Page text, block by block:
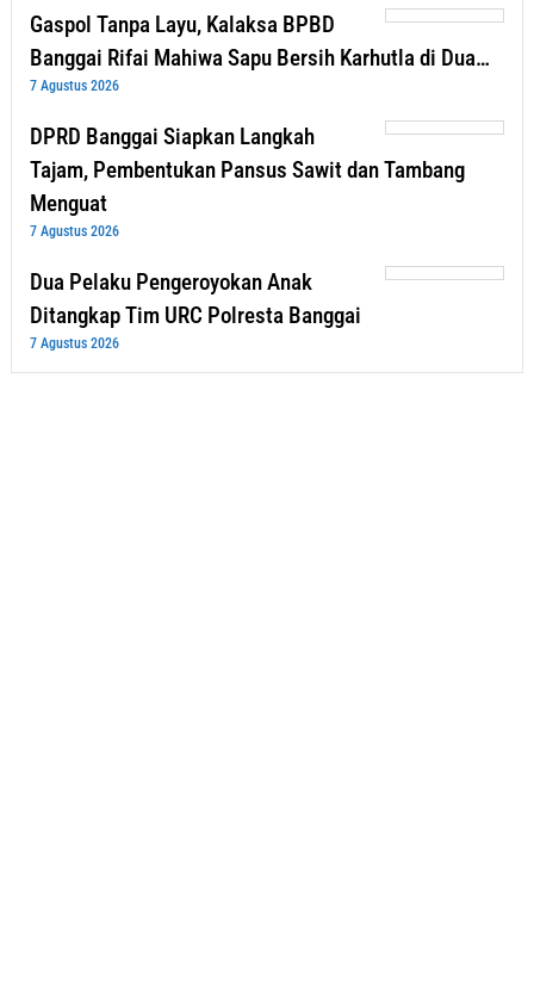
Gaspol Tanpa Layu, Kalaksa BPBD
Banggai Rifai Mahiwa Sapu Bersih Karhutla di Dua…
7 Agustus 2026
DPRD Banggai Siapkan Langkah
Tajam, Pembentukan Pansus Sawit dan Tambang
Menguat
7 Agustus 2026
Dua Pelaku Pengeroyokan Anak
Ditangkap Tim URC Polresta Banggai
7 Agustus 2026